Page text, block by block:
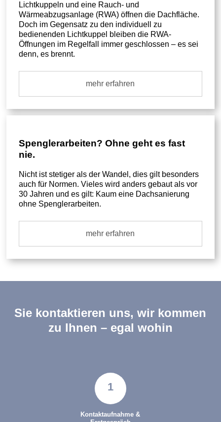
Lichtkuppeln und eine Rauch- und
Wärmeabzugsanlage (RWA) öffnen die Dachfläche.
Doch im Gegensatz zu den individuell zu
bedienenden Lichtkuppel bleiben die RWA-
Öffnungen im Regelfall immer geschlossen – es sei
denn, es brennt.
mehr erfahren
Spenglerarbeiten? Ohne geht es fast
nie.
Nicht ist stetiger als der Wandel, dies gilt besonders
auch für Normen. Vieles wird anders gebaut als vor
30 Jahren und es gilt: Kaum eine Dachsanierung
ohne Spenglerarbeiten.
mehr erfahren
Sie kontaktieren uns, wir kommen
zu Ihnen – egal wohin
1
Kontaktaufnahme &